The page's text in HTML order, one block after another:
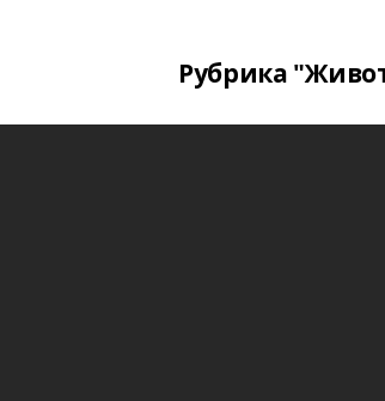
Рубрика